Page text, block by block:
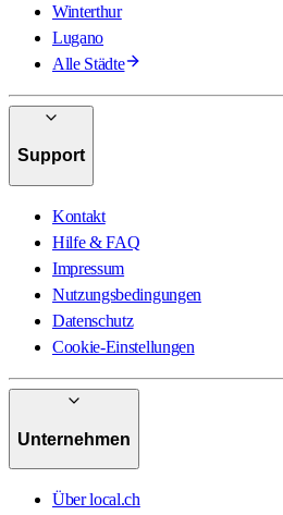
Winterthur
Lugano
Alle Städte
Support
Kontakt
Hilfe & FAQ
Impressum
Nutzungsbedingungen
Datenschutz
Cookie-Einstellungen
Unternehmen
Über local.ch